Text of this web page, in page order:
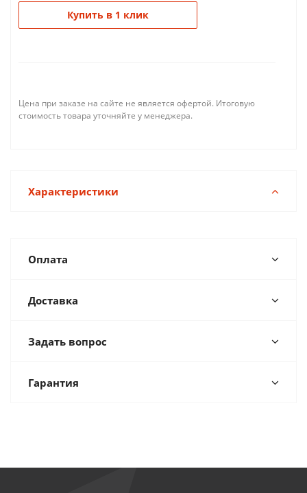
Купить в 1 клик
Цена при заказе на сайте не является офертой. Итоговую
стоимость товара уточняйте у менеджера.
Характеристики
Оплата
Доставка
Задать вопрос
Гарантия